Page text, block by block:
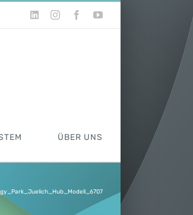
LinkedInInstagramFacebookYouTube
ÜBER UNS